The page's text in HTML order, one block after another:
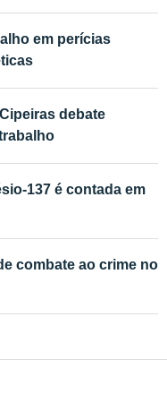
em perícias
debate
137 é contada em
combate ao crime no